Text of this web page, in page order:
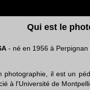
Qui est le
- né en 1956 à
il est un
à l'Université de